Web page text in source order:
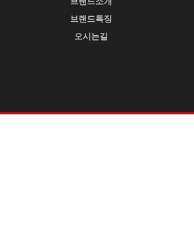
브랜드특징
오시는길